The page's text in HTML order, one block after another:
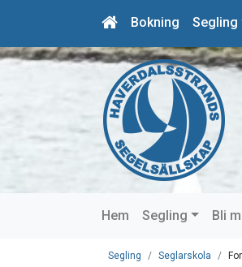
Bokning Segling
Hem Segling Bli
Segling Seglarskola